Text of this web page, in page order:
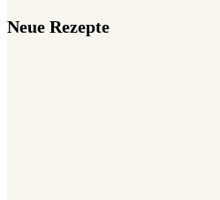
Neue Rezepte